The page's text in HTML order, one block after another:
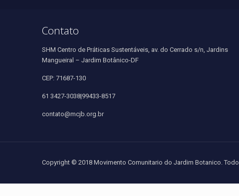
Contato
SHM Centro de Práticas Sustentáveis, av. do Cerrado s/n, Jardins
Mangueiral – Jardim Botânico-DF
CEP: 71687-130
61 3427-3038|99433-8517
contato@mcjb.org.br
Copyright © 2018 Movimento Comunitario do Jardim Botanico.